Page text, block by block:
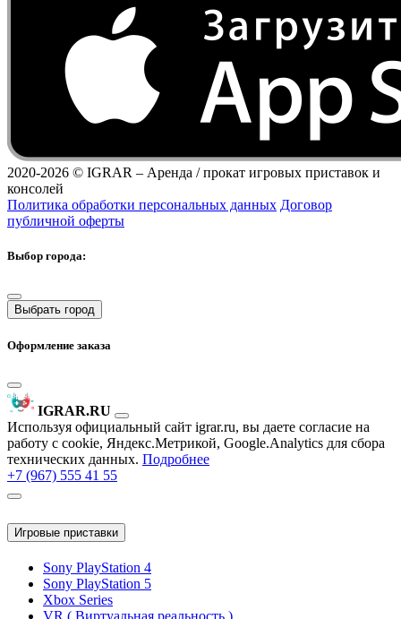
2020-2026 © IGRAR – Аренда / прокат игровых приставок и
консолей
Политика обработки персональных данных Договор
публичной оферты
Выбор города:
Выбрать город
Оформление заказа
IGRAR.RU
Используя официальный сайт igrar.ru, вы даете согласие на
работу с cookie, Яндекс.Метрикой, Google.Analytics для сбора
технических данных. Подробнее
+7 (967) 555 41 55
Игровые приставки
Sony PlayStation 4
Sony PlayStation 5
Xbox Series
VR ( Виртуальная реальность )